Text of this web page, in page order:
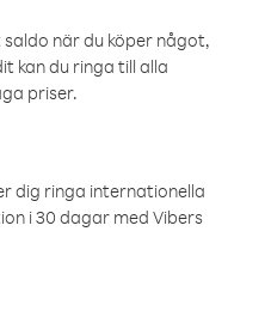
när du köper något,
kan du ringa till alla
priser.
dig ringa internationella
i 30 dagar med Vibers